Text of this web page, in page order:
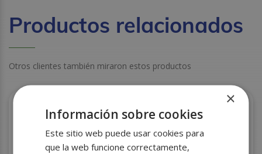
Productos relacionados
Otros clientes también miraron estos productos
×
Información sobre cookies
Este sitio web puede usar cookies para
que la web funcione correctamente,